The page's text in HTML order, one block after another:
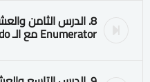
8. الدرس الثامن
Enumerator مع الـ Methdo